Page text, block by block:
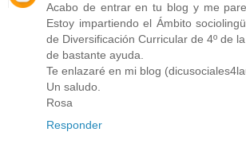
Acabo de entrar en tu blog y me
Estoy impartiendo el Ámbito
de Diversificación Curricular de 4º de
de bastante ayuda.
Te enlazaré en mi blog
Un saludo.
Rosa
Responder